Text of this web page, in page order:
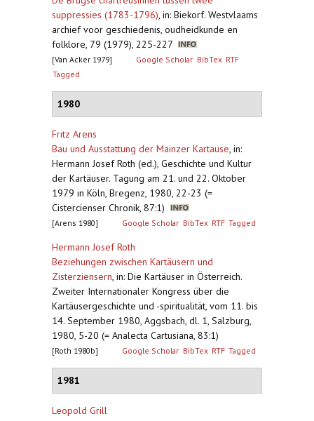
suppressies (1783-1796), in: Biekorf. Westvlaams
archief voor geschiedenis, oudheidkunde en
folklore, 79 (1979), 225-227
[Van Acker 1979] Google Scholar BibTex RTF
Tagged
1980
Fritz Arens
Bau und Ausstattung der Mainzer Kartause, in:
Hermann Josef Roth (ed.), Geschichte und Kultur
der Kartäuser. Tagung am 21. und 22. Oktober
1979 in Köln, Bregenz, 1980, 22-23 (=
Cistercienser Chronik, 87:1)
[Arens 1980] Google Scholar BibTex RTF Tagged
Hermann Josef Roth
Beziehungen zwischen Kartäusern und
Zisterziensern, in: Die Kartäuser in Österreich.
Zweiter Internationaler Kongress über die
Kartäusergeschichte und -spiritualität, vom 11. bis
14. September 1980, Aggsbach, dl. 1, Salzburg,
1980, 5-20 (= Analecta Cartusiana, 83:1)
[Roth 1980b] Google Scholar BibTex RTF Tagged
1981
Leopold Grill